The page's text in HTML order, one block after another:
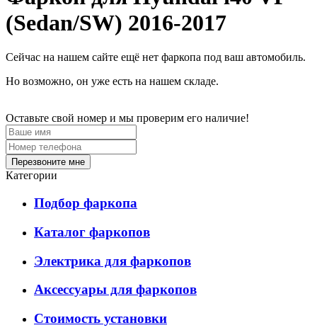
(Sedan/SW) 2016-2017
Сейчас на нашем сайте ещё нет фаркопа под ваш автомобиль.
Но возможно, он уже есть на нашем складе.
Оставьте свой номер и мы проверим его наличие!
Перезвоните мне
Категории
Подбор фаркопа
Каталог фаркопов
Электрика для фаркопов
Аксессуары для фаркопов
Стоимость установки